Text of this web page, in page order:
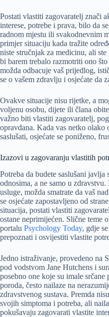
Postati vlastiti zagovaratelj znači
interese, potrebe i prava, bilo da
radnom mjestu ili svakodnevnim
primjer situaciju kada tražite
niste stručnjak za medicinu, ali
bi barem trebalo razmotriti ono
možda odbacuje vaš prijedlog,
se o vašem zdravlju i osjećate da
Ovakve situacije nisu rijetke, a
voljenu osobu, dijete ili člana
važno biti vlastiti zagovaratelj,
opravdana. Kada vas netko
saslušati, osjećate se poniženo,
Izazovi u zagovaranju vlastitih
Potreba da budete saslušani
odnosima, a ne samo u
usluge, možda smatrate da vaš
se osjećate zapostavljeno od
situacija, postati vlastiti
ostane neprimijećen. Slične teme
portalu Psychology Today, gdje
prepoznati i osvijestiti vlastite
Jedno istraživanje, provedeno na
pod vodstvom Jane Hutchens i
posebno one koje su imale
poroda, često nailaze na
zdravstvenog sustava. Premda
svojih simptoma i potreba, ali
pokušavaju zagovarati vlastite